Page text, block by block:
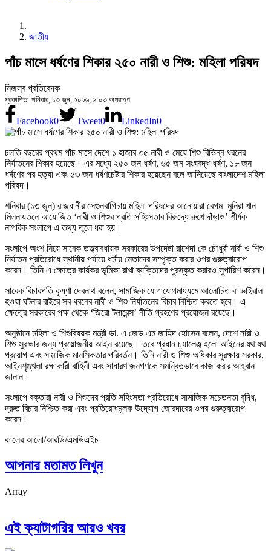
জাতীয়
পাঁচ মাসে ধর্ষণের শিকার ২৫০ নারী ও শিশু: মহিলা পরিষদ
নিজস্ব প্রতিবেদক
প্রকাশিত: শনিবার, ১৩ জুন, ২০২৬, ৬:০৩ অপরাহ্ণ
Facebook0 Tweet0 LinkedIn0
চলতি বছরের প্রথম পাঁচ মাসে দেশে ১ হাজার ৩৫ নারী ও মেয়ে শিশু বিভিন্ন ধরনের
নির্যাতনের শিকার হয়েছে। এর মধ্যে ২৫০ জন ধর্ষণ, ৬৫ জন সংঘবদ্ধ ধর্ষণ, ১৮ জন
ধর্ষণের পর হত্যা এবং ৫৩ জন ধর্ষণচেষ্টার শিকার হয়েছেন বলে জানিয়েছে বাংলাদেশ মহিলা
পরিষদ।
শনিবার (১৩ জুন) রাজধানীর সেগুনবাগিচায় মহিলা পরিষদের আনোয়ারা বেগম–মুনিরা খান
মিলনায়তনে আয়োজিত ‘নারী ও শিশুর প্রতি সহিংসতার বিরুদ্ধে রুখে দাঁড়াও’ শীর্ষক
নাগরিক সংলাপে এ তথ্য তুলে ধরা হয়।
সংলাপে অংশ নিয়ে সাবেক তত্ত্বাবধায়ক সরকারের উপদেষ্টা রাশেদা কে চৌধুরী নারী ও শিশু
নির্যাতন প্রতিরোধে স্থানীয় পর্যায়ে ধর্মীয় নেতাদের সম্পৃক্ত করার ওপর গুরুত্বারোপ
করেন। তিনি এ ক্ষেত্রে কার্যকর ভূমিকা রাখা ব্যক্তিদের পুরস্কৃত করারও সুপারিশ করেন।
সাবেক বিচারপতি কৃষ্ণা দেবনাথ বলেন, সামাজিক যোগাযোগমাধ্যমে আলোচিত বা ভাইরাল
হওয়া ঘটনার বাইরে সব ধরনের নারী ও শিশু নির্যাতনের বিচার নিশ্চিত করতে হবে। এ
ক্ষেত্রে সরকারের পক্ষ থেকে ‘জিরো টলারেন্স’ নীতি গ্রহণের প্রয়োজন রয়েছে।
অনুষ্ঠানে মহিলা ও শিশুবিষয়ক মন্ত্রী ডা. এ জেড এম জাহিদ হোসেন বলেন, দেশে নারী ও
শিশু সুরক্ষার জন্য প্রয়োজনীয় আইন রয়েছে। তবে প্রধান চ্যালেঞ্জ হলো আইনের যথাযথ
প্রয়োগ এবং সামাজিক মানসিকতার পরিবর্তন। তিনি নারী ও শিশু অধিকার সুরক্ষায় সরকার,
আইনশৃঙ্খলা রক্ষাকারী বাহিনী এবং সাধারণ জনগণকে সমন্বিতভাবে কাজ করার আহ্বান
জানান।
সংলাপে বক্তারা নারী ও শিশুদের প্রতি সহিংসতা প্রতিরোধে সামাজিক সচেতনতা বৃদ্ধি,
দ্রুত বিচার নিশ্চিত করা এবং প্রতিরোধমূলক উদ্যোগ জোরদারের ওপর গুরুত্বারোপ
করেন।
কালের আলো/আরডি/এমডিএইচ
আপনার মতামত লিখুন
Array
এই ক্যাটাগরির আরও খবর